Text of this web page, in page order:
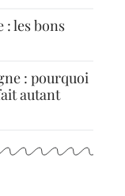
: les bons
: pourquoi
autant